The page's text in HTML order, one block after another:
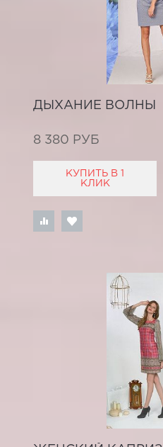
ДЫХАНИЕ ВОЛНЫ
8 380 РУБ
КУПИТЬ В 1
КЛИК